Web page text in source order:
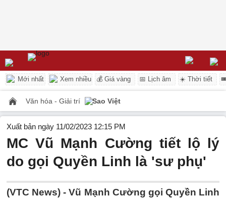
Mới nhất Xem nhiều 💰 Giá vàng 📅 Lịch âm ☀️ Thời tiết
Văn hóa - Giải trí Sao Việt
Xuất bản ngày 11/02/2023 12:15 PM
MC Vũ Mạnh Cường tiết lộ lý
do gọi Quyền Linh là 'sư phụ'
(VTC News) -Vũ Mạnh Cường gọi Quyền Linh